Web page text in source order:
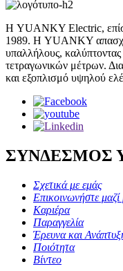
Η YUANKY Electric,
1989. Η YUANKY
υπαλλήλους,
τετραγωνικών μέτρων.
και εξοπλισμό υψηλού
ΣΥΝΔΕΣΜΟΣ
Σχετικά με εμάς
Επικοινωνήστε μαζί
Καριέρα
Παραγγελία
Έρευνα και
Ποιότητα
Βίντεο